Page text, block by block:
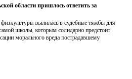
области пришлось ответить за
вылилась в судебные тяжбы для
школы, которым солидарно предстоит
морального вреда пострадавшему